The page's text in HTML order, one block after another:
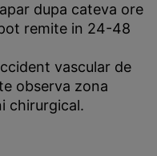
dupa cateva ore
remite in 24-48
vascular de
observa zona
chirurgical.